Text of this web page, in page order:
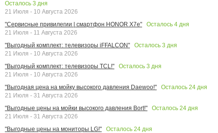
Осталось 3 дня
21 Июля - 10 Августа 2026
"Сервисные привилегии | смартфон HONOR X7e"
Осталось 4 дня
21 Июля - 11 Августа 2026
"Выгодный комплект: телевизоры iFFALCON"
Осталось 3 дня
21 Июля - 10 Августа 2026
"Выгодный комплект: телевизоры TCL!"
Осталось 3 дня
21 Июля - 10 Августа 2026
"Выгодная цена на мойку высокого давления Daewoo!"
Осталось 24 дня
21 Июля - 31 Августа 2026
"Выгодные цены на мойки высокого давления Bort!"
Осталось 24 дня
21 Июля - 31 Августа 2026
"Выгодные цены на мониторы LG!"
Осталось 24 дня